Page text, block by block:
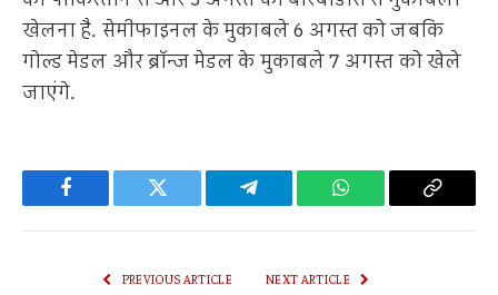
खेलना है. सेमीफाइनल के मुकाबले 6 अगस्त को जबकि
गोल्ड मेडल और ब्रॉन्ज मेडल के मुकाबले 7 अगस्त को खेले
जाएंगे.
Facebook Twitter Telegram WhatsApp Copy
PREVIOUS ARTICLE NEXT ARTICLE